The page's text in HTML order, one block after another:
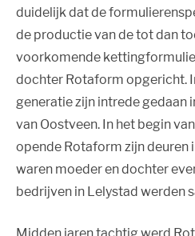
duidelijk dat de
de productie van de tot dan
voorkomende
dochter Rotaform opgericht.
generatie zijn intrede gedaan
van Oostveen. In het begin
opende Rotaform zijn deuren
waren moeder en dochter
bedrijven in Lelystad werden